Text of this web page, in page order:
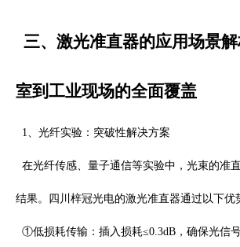
三、激光准直器的应用场景
室到工业现场的全面覆盖
1、光纤实验：突破性解决方案
在光纤传感、量子通信等实验中，光束的准
结果。四川梓冠光电的激光准直器通过以下优
①低损耗传输：插入损耗≤0.3dB ，确保光信